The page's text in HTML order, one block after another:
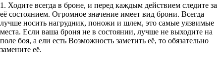
1. Ходите всегда в броне, и перед каждым действием следите за
её состоянием. Огромное значение имеет вид брони. Всегда
лучше носить нагрудник, поножи и шлем, это самые уязвимые
места. Если ваша броня не в состоянии, лучше не выходите на
поле боя, а ели есть Возможность заметить её, то обязательно
замените её.